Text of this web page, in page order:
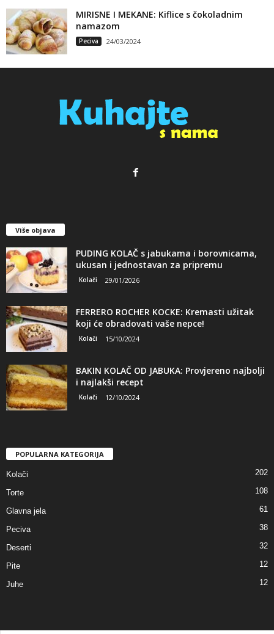
MIRISNE I MEKANE: Kiflice s čokoladnim
namazom
Peciva 24/03/2024
Više objava
PUDING KOLAČ s jabukama i borovnicama,
ukusan i jednostavan za pripremu
Kolači 29/01/2026
FERRERO ROCHER KOCKE: Kremasti užitak
koji će obradovati vaše nepce!
Kolači 15/10/2024
BAKIN KOLAČ OD JABUKA: Provjereno najbolji
i najlakši recept
Kolači 12/10/2024
POPULARNA KATEGORIJA
Kolači 202
Torte 108
Glavna jela 61
Peciva 38
Deserti 32
Pite 12
Juhe 12